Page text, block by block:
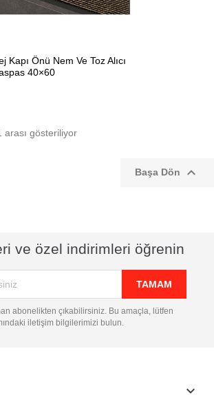
Kapı Önü Nem Ve Toz Alıcı
40×60
arası gösteriliyor
Başa Dön 
ve özel indirimleri öğrenin
abonelikten çıkabilirsiniz. Bu amaçla, lütfen
iletişim bilgilerimizi bulun.
